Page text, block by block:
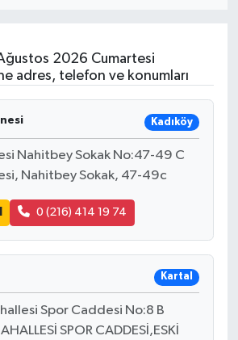
2026 Cumartesi
adres, telefon ve konumları
Kadıköy
Nahitbey Sokak No:47-49 C
Nahitbey Sokak, 47-49c
0 (216) 414 19 74
Kartal
Spor Caddesi No:8 B
SPOR CADDESİ,ESKİ